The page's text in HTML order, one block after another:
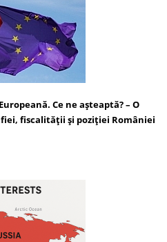
Ce ne așteaptă? – O
fiscalității și poziției României